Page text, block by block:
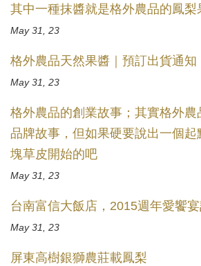
其中一種抹醬就是格外農品的鳳梨
May 31, 23
格外農品天然果醬｜預訂出貨通知
May 31, 23
格外農品的創業故事；其實格外農
品牌故事，但如果硬要說出一個
塊草皮開始的吧
May 31, 23
台南富信大飯店，2015週年愛饗
May 31, 23
屏東高樹銀獅農莊載鳳梨